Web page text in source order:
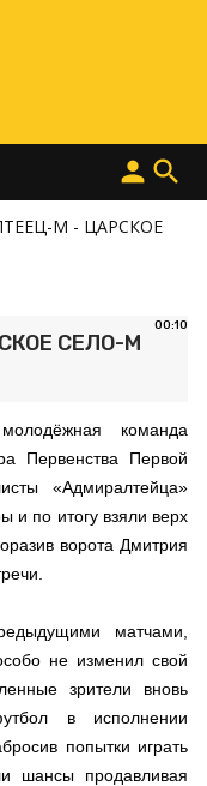
search
person
М - ЦАРСКОЕ
00:10
СЕЛО-М
команда
Первенства Первой
«Адмиралтейца»
и по итогу взяли верх
ворота Дмитрия
матчами,
не изменил свой
зрители вновь
в исполнении
попытки играть
шансы продавливая